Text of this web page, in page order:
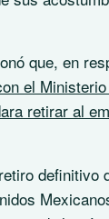
que, en
el
retirar al
definitivo